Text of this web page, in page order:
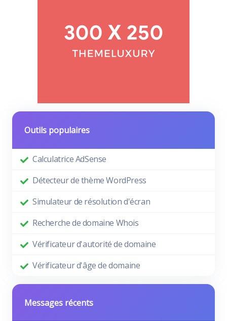
Outils populaires
Calculatrice AdSense
Détecteur de thème WordPress
Simulateur de résolution d'écran
Recherche de domaine Whois
Vérificateur d'autorité de domaine
Vérificateur d'âge de domaine
Messages récents